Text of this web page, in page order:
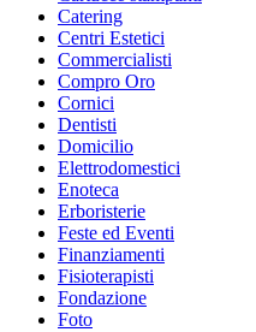
Catering
Centri Estetici
Commercialisti
Compro Oro
Cornici
Dentisti
Domicilio
Elettrodomestici
Enoteca
Erboristerie
Feste ed Eventi
Finanziamenti
Fisioterapisti
Fondazione
Foto